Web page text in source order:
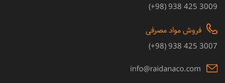
3009 425 938 (98+)
فروش مواد مصرفی
3007 425 938 (98+)